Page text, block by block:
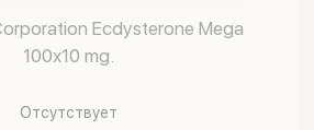
Ecdysterone Mega
100х10 mg.
Отсутствует